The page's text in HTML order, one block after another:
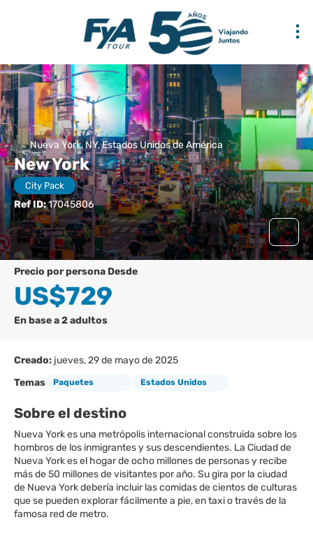
Nueva York, NY, Estados Unidos de América
New York
City Pack
Ref ID:17045806
precio por persona Desde
US$729
En base a 2 adultos
Creado: jueves, 29 de mayo de 2025
Temas
Paquetes Estados Unidos
Sobre el destino
Nueva York es una metrópolis internacional construida sobre los
hombros de los inmigrantes y sus descendientes. La Ciudad de
Nueva York es el hogar de ocho millones de personas y recibe
más de 50 millones de visitantes por año. Su gira por la ciudad
de Nueva York debería incluir las comidas de cientos de culturas
que se pueden explorar fácilmente a pie, en taxi o través de la
famosa red de metro.